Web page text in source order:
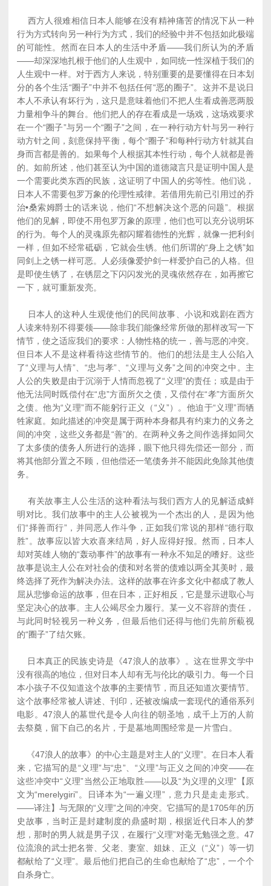
西方人很难相信日本人能够在没有精神痛苦的情况下从一种
行为方式转向另一种行为方式，我们的经验中并不包括如此极端
的可能性。然而在日本人的生活中矛盾——我们所认为的矛盾
——却深深地扎根于他们的人生观中，如同统一性深植于我们的
人生观中一样。对于西方人来说，特别重要的是要懂得在日本划
分的各个生活“圈子”中并不包括任何“恶的圈子”。这并不是说日
本人不承认有坏行为，这只是意味着他们不把人生看成善恶两股
力量相争斗的舞台。他们把人的存在看成是一场戏，这场戏要求
在一个“圈子”与另一个“圈子”之间，在一种行动方针与另一种行
动方针之间，刻意保持平衡，每个“圈子”和每种行动方针就其自
身而言都是善的。如果每个人根据其本性行动，每个人就都是善
的。如前所述，他们甚至认为中国的道德箴言只是证明中国人是
一个需要此类东西的民族，这证明了中国人的劣等性。他们说，
日本人不需要包罗万象的伦理性戒律。若借用先前已引用过的乔
治•桑索姆爵士的话来说，他们“不想解决这个恶的问题”。根据
他们的见解，即使不用包罗万象的原理，他们也可以充分说明坏
的行为。每个人的灵魂原先都闪耀着德性的光辉，就像一把利剑
一样，但如不经常砥砺，它就会生锈。他们所谓的“身上之锈”如
同剑上之锈一样可恶。人必须像爱护剑一样爱护自己的人格。但
是即使生锈了，在锈层之下闪闪发光的灵魂依然存在，如再擦它
一下，就可重新发亮。
日本人的这种人生观使他们的民间故事、小说和戏剧在西方
人读来特别不得要领——除非我们能像经常所做的那样改写一下
情节，使之适应我们的要求：人物性格的统一，善与恶的冲突。
但日本人不是这样看待这些情节的。他们的想法是主人公陷入
了“义理与人情”、“忠与孝”、“义理与义务”之间的冲突之中。主
人公的失败是由于沉溺于人情而忽视了“义理”的责任；或是由于
他无法同时既偿付在“忠”方面所欠之债，又偿付在“孝”方面所欠
之债。他为“义理”而不能躬行正义（“义”）。他迫于“义理”而牺
牲家庭。如此描述的冲突是属于两种本身都具有约束力的义务之
间的冲突，这些义务都是“善”的。在两种义务之间作选择如同欠
了太多债的债务人所进行的选择，眼下他只得先偿还一部分，而
将其他部分置之不顾，但他偿还一笔债务并不能因此免除其他债
务。
有关故事主人公生活的这种看法与我们西方人的见解适成鲜
明对比。我们故事中的主人公被视为一个杰出的人，是因为他
们“择善而行”，并同恶人作斗争，正如我们常说的那样“德行取
胜”。故事应以皆大欢喜来结局，好人应得好报。然而，日本人
却对英雄人物的“轰动事件”的故事有一种永不知足的嗜好。这些
故事是说主人公在对社会的债和对名誉的债难以两全其美时，最
终选择了死作为解决办法。这样的故事在许多文化中都成了教人
屈从悲惨命运的故事，但在日本，正好相反，它是显示进取心与
坚定决心的故事。主人公竭尽全力履行。某一义不容辞的责任，
与此同时轻视另一种义务，但最后他们还得与他们先前所藐视
的“圈子”了结欠账。
日本真正的民族史诗是《47浪人的故事》。这在世界文学中
没有很高的地位，但对日本人却有无与伦比的吸引力。每一个日
本小孩子不仅知道这个故事的主要情节，而且还知道次要情节。
这个故事经常被人讲述、刊印，还被改编成一套现代的通俗系列
电影。47浪人的墓世代是令人向往的朝圣地，成千上万的人前
去祭奠，留下自己的名片，于是墓地周围经常是一片雪白。
《47浪人的故事》的中心主题是对主人的“义理”。在日本人看
来，它描写的是“义理”与“忠”、“义理”与正义之间的冲突——在
这些冲突中“义理”当然公正地取胜——以及“为义理的义理”【原
文为“merelygiri”。日译本为“一遍义理”，意力只是走走形式。
——译注】与无限的“义理”之间的冲突。它描写的是1705年的历
史故事，当时正是封建制度的鼎盛时期，根据近代日本人的梦
想，那时的男人就是男子汉，在履行“义理”对毫无勉强之意。47
位流浪的武士把名誉、父老、妻室、姐妹、正义（“义”）等一切
都献给了“义理”。最后他们把自己的生命也献给了“忠”，一个个
自杀身亡。